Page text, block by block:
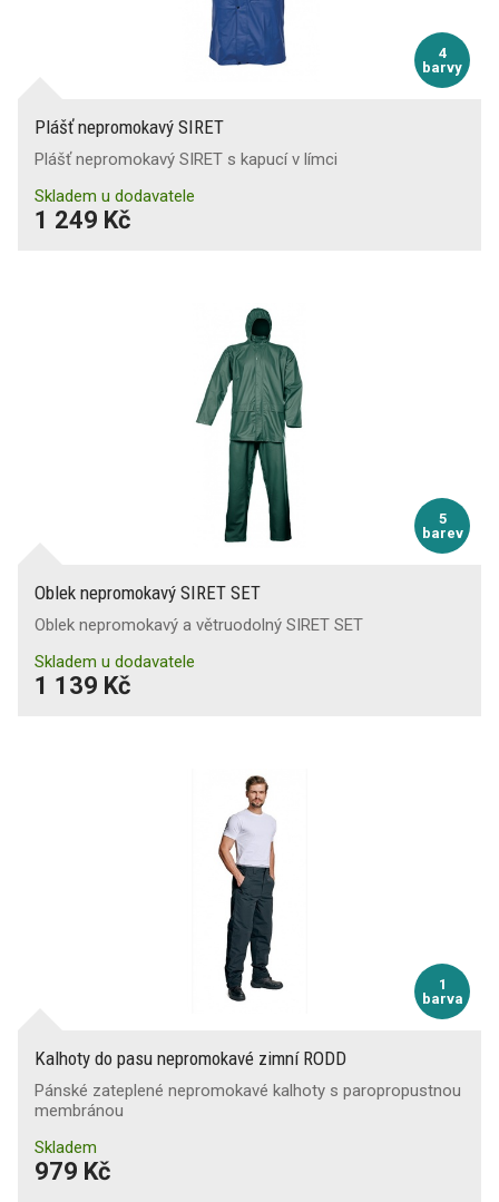
4
barvy
Plášť nepromokavý SIRET
Plášť nepromokavý SIRET s kapucí v límci
Skladem u dodavatele
1 249 Kč
5
barev
Oblek nepromokavý SIRET SET
Oblek nepromokavý a větruodolný SIRET SET
Skladem u dodavatele
1 139 Kč
1
barva
Kalhoty do pasu nepromokavé zimní RODD
Pánské zateplené nepromokavé kalhoty s paropropustnou
membránou
Skladem
979 Kč